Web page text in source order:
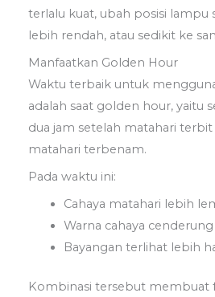
terlalu kuat, ubah posisi lampu
lebih rendah, atau sedikit ke
Manfaatkan Golden Hour
Waktu terbaik untuk
adalah saat golden hour, yaitu
dua jam setelah matahari
matahari terbenam.
Pada waktu ini:
Cahaya matahari lebih
Warna cahaya
Bayangan terlihat lebih
Kombinasi tersebut membuat